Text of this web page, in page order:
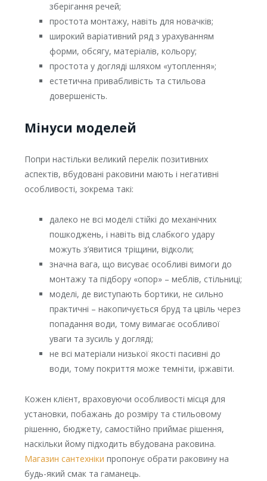
зберігання речей;
простота монтажу, навіть для новачків;
широкий варіативний ряд з урахуванням
форми, обсягу, матеріалів, кольору;
простота у догляді шляхом «утоплення»;
естетична привабливість та стильова
довершеність.
Мінуси моделей
Попри настільки великий перелік позитивних
аспектів, вбудовані раковини мають і негативні
особливості, зокрема такі:
далеко не всі моделі стійкі до механічних
пошкоджень, і навіть від слабкого удару
можуть з’явитися тріщини, відколи;
значна вага, що висуває особливі вимоги до
монтажу та підбору «опор» – меблів, стільниці;
моделі, де виступають бортики, не сильно
практичні – накопичується бруд та цвіль через
попадання води, тому вимагає особливої ​​
уваги та зусиль у догляді;
не всі матеріали низької якості пасивні до
води, тому покриття може темніти, іржавіти.
Кожен клієнт, враховуючи особливості місця для
установки, побажань до розміру та стильовому
рішенню, бюджету, самостійно приймає рішення,
наскільки йому підходить вбудована раковина.
Магазин сантехніки пропонує обрати раковину на
будь-який смак та гаманець.